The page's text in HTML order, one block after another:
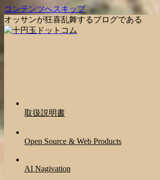
コンテンツへスキップ
オッサンが狂喜乱舞するブログである
取扱説明書
Open Source & Web Products
AI Nagivation